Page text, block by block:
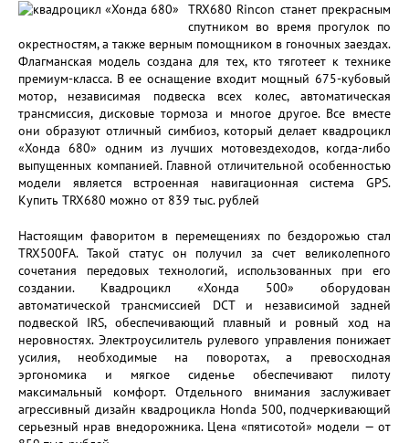
TRX680 Rincon станет прекрасным
спутником во время прогулок по
окрестностям, а также верным помощником в гоночных заездах.
Флагманская модель создана для тех, кто тяготеет к технике
премиум-класса. В ее оснащение входит мощный 675-кубовый
мотор, независимая подвеска всех колес, автоматическая
трансмиссия, дисковые тормоза и многое другое. Все вместе
они образуют отличный симбиоз, который делает квадроцикл
«Хонда 680» одним из лучших мотовездеходов, когда-либо
выпущенных компанией. Главной отличительной особенностью
модели является встроенная навигационная система GPS.
Купить TRX680 можно от 839 тыс. рублей
Настоящим фаворитом в перемещениях по бездорожью стал
TRX500FA. Такой статус он получил за счет великолепного
сочетания передовых технологий, использованных при его
создании. Квадроцикл «Хонда 500» оборудован
автоматической трансмиссией DCT и независимой задней
подвеской IRS, обеспечивающий плавный и ровный ход на
неровностях. Электроусилитель рулевого управления понижает
усилия, необходимые на поворотах, а превосходная
эргономика и мягкое сиденье обеспечивают пилоту
максимальный комфорт. Отдельного внимания заслуживает
агрессивный дизайн квадроцикла Honda 500, подчеркивающий
серьезный нрав внедорожника. Цена «пятисотой» модели — от